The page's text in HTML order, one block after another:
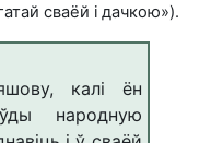
сваёй і дачкою»).
калі ён
народную